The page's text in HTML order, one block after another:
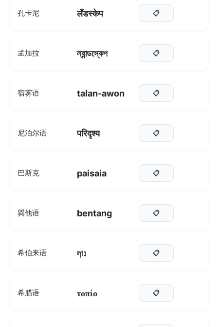
孔卡尼 लँडस्केप 📋
孟加拉 ল্যান্ডস্কেপ 📋
宿雾语 talan-awon 📋
尼泊尔语 परिदृश्य 📋
巴斯克 paisaia 📋
巽他语 bentang 📋
希伯来语 נוֹף 📋
希腊语 τοπίο 📋